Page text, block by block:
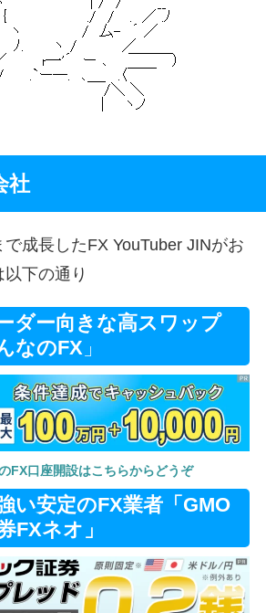
社
成長したFX YouTuber JINがお
下の通り
ダー向きな高スワップ
なのFX 」
FX口座開設はこちらからどうぞ
い安定のFX業者「GMO
FXネオ」